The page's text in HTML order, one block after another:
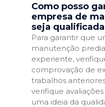
Como posso
empresa de
seja
Para garantir que
manutenção
experiente,
comprovação de
trabalhos
verifique
uma ideia da